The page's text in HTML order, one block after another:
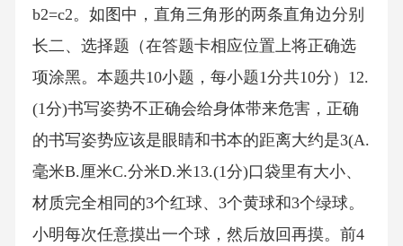
b2=c2。如图中，直角三角形的两条直角边分别
长二、选择题（在答题卡相应位置上将正确选
项涂黑。本题共10小题，每小题1分共10分）12.
(1分)书写姿势不正确会给身体带来危害，正确
的书写姿势应该是眼睛和书本的距离大约是3(A.
毫米B.厘米C.分米D.米13.(1分)口袋里有大小、
材质完全相同的3个红球、3个黄球和3个绿球。
小明每次任意摸出一个球，然后放回再摸。前4